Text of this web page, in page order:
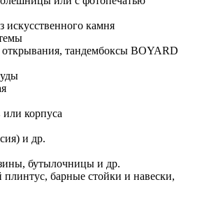
искусственного камня
тандембоксы BOYARD
или корпуса
и др.
бутылочницы и др.
барные стойки и навески,